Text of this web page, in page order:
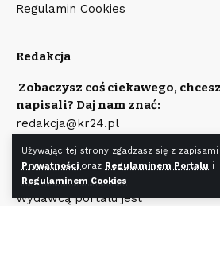
Używając tej strony zgadzasz się z zapisami
Prywatności oraz Regulaminem Portalu i
Regulaminem Cookies
Regulamin Cookies
Redakcja
Zobaczysz coś ciekawego,
napisali? Daj nam znać:
redakcja@kr24.pl
Napisz:
reklama@kr24.pl
Wydawcą portalu jest